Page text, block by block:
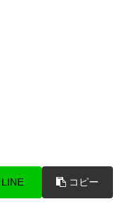
LINE コピー